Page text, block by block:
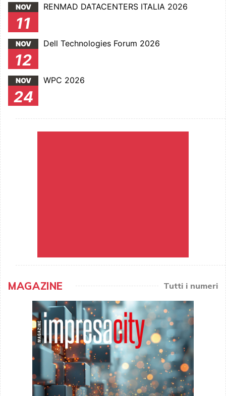
NOV
11
RENMAD DATACENTERS ITALIA 2026
NOV
12
Dell Technologies Forum 2026
NOV
24
WPC 2026
MAGAZINE Tutti i numeri